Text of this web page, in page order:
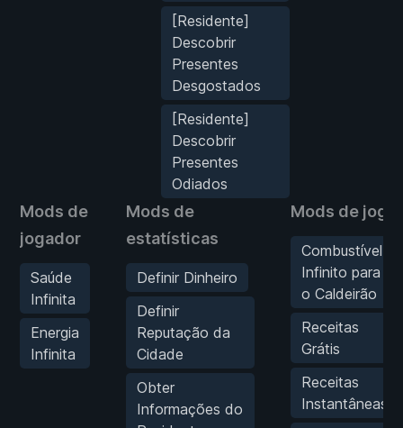
[Residente]
Descobrir
Presentes
Desgostados
[Residente]
Descobrir
Presentes
Odiados
Mods de
jogador
Saúde
Infinita
Energia
Infinita
Mods de
estatísticas
Definir Dinheiro
Definir
Reputação da
Cidade
Obter
Informações do
Mods de jogo
Combustível
Infinito para
o Caldeirão
Receitas
Grátis
Receitas
Instantâneas